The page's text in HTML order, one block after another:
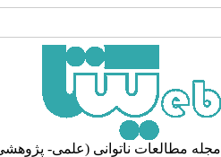
مطالعات ناتوانی (علمی- پژوهشی)